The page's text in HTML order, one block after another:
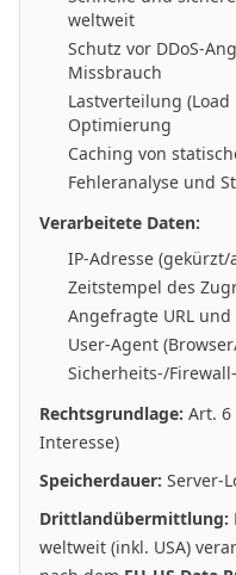
weltweit
Schutz vor DDoS-
Missbrauch
Lastverteilung
Optimierung
Caching von
Fehleranalyse und
Verarbeitete Daten:
IP-Adresse
Zeitstempel des
Angefragte URL und
User-Agent
Sicherheits-/
Rechtsgrundlage: Art. 6
Interesse)
Speicherdauer: Server-
Drittlandübermittlung:
weltweit (inkl. USA)